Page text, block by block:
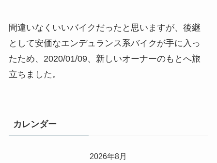
間違いなくいいバイクだったと思いますが、後継
として安価なエンデュランス系バイクが手に入っ
たため、2020/01/09、新しいオーナーのもとへ旅
立ちました。
カレンダー
2026年8月